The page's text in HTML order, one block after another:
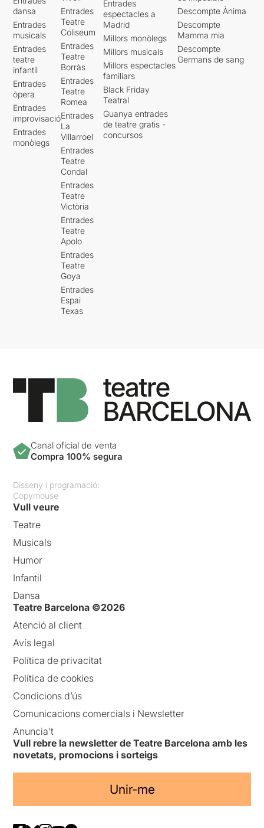
dansa
Entrades
musicals
Entrades
teatre
infantil
Entrades
òpera
Entrades
improvisació
Entrades
monòlegs
Entrades
Teatre
Coliseum
Entrades
Teatre
Borràs
Entrades
Teatre
Romea
Entrades
La
Villarroel
Entrades
Teatre
Condal
Entrades
Teatre
Victòria
Entrades
Teatre
Apolo
Entrades
Teatre
Goya
Entrades
Espai
Texas
Entrades
espectacles a
Madrid
Millors monòlegs
Millors musicals
Millors espectacles
familiars
Black Friday
Teatral
Guanya entrades
de teatre gratis -
concursos
Descompte Ànima
Descompte
Mamma mia
Descompte
Germans de sang
Canal oficial de venta
Compra 100% segura
Disseny i programació:
Copymouse
Vull veure
Teatre
Musicals
Humor
Infantil
Dansa
Teatre Barcelona ©2026
Atenció al client
Avís legal
Política de privacitat
Política de cookies
Condicions d’ús
Comunicacions comercials i Newsletter
Anuncia’t
Vull rebre la newsletter de Teatre Barcelona amb les
novetats, promocions i sorteigs
Unir-me